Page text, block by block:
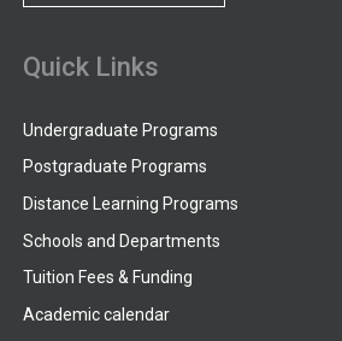
Quick Links
Undergraduate Programs
Postgraduate Programs
Distance Learning Programs
Schools and Departments
Tuition Fees & Funding
Academic calendar